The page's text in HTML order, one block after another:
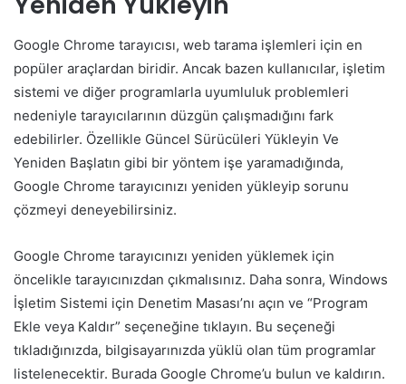
Google Chrome tarayıcısı, web tarama işlemleri için en
popüler araçlardan biridir. Ancak bazen kullanıcılar, işletim
sistemi ve diğer programlarla uyumluluk problemleri
nedeniyle tarayıcılarının düzgün çalışmadığını fark
edebilirler. Özellikle Güncel Sürücüleri Yükleyin Ve
Yeniden Başlatın gibi bir yöntem işe yaramadığında,
Google Chrome tarayıcınızı yeniden yükleyip sorunu
çözmeyi deneyebilirsiniz.
Google Chrome tarayıcınızı yeniden yüklemek için
öncelikle tarayıcınızdan çıkmalısınız. Daha sonra, Windows
İşletim Sistemi için Denetim Masası’nı açın ve “Program
Ekle veya Kaldır” seçeneğine tıklayın. Bu seçeneği
tıkladığınızda, bilgisayarınızda yüklü olan tüm programlar
listelenecektir. Burada Google Chrome’u bulun ve kaldırın.